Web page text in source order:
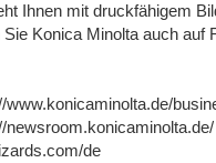
Ihnen mit druckfähigem
Konica Minolta auch auf
www.konicaminolta.de/
newsroom.konicaminolta.de/
de